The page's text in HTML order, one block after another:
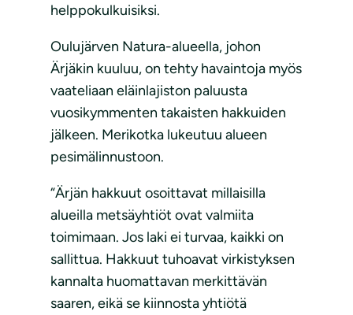
helppokulkuisiksi.
Oulujärven Natura-alueella, johon
Ärjäkin kuuluu, on tehty havaintoja myös
vaateliaan eläinlajiston paluusta
vuosikymmenten takaisten hakkuiden
jälkeen. Merikotka lukeutuu alueen
pesimälinnustoon.
“Ärjän hakkuut osoittavat millaisilla
alueilla metsäyhtiöt ovat valmiita
toimimaan. Jos laki ei turvaa, kaikki on
sallittua. Hakkuut tuhoavat virkistyksen
kannalta huomattavan merkittävän
saaren, eikä se kiinnosta yhtiötä